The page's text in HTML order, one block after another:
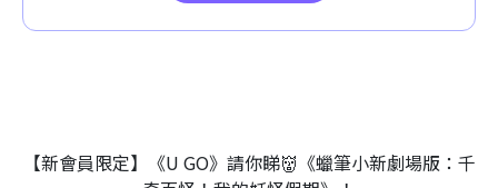
【新會員限定】《U GO》請你睇👹《蠟筆小新劇場版：千